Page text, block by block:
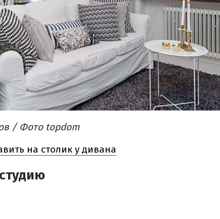
/ Фото topdom
на столик у дивана